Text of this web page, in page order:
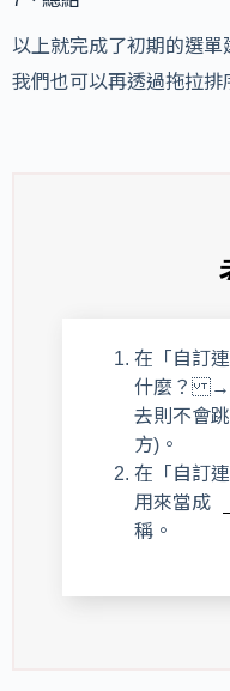
以上就完成了初期的選單
我們也可以再透過拖拉排
在「自訂
什麼？ →
去則不會
方)。
在「自訂
用來當成
稱。